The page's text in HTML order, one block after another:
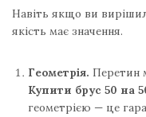
Навіть якщо ви
якість має значення.
Геометрія. Перетин
Купити брус 50 на
геометрією — це